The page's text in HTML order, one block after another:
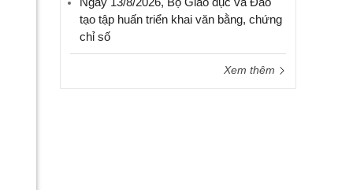
tạo tập huấn triển khai văn bằng, chứng
chỉ số
Xem thêm